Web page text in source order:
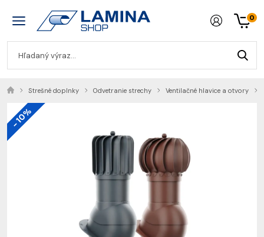
0
Strešné doplnky Odvetranie strechy Ventilačné hlavice a otvory
- 10%